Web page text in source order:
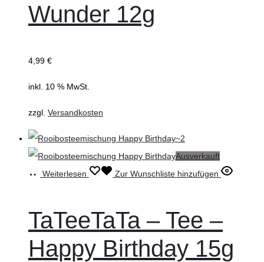
Wunder 12g
4,99 €
inkl. 10 % MwSt.
zzgl. Versandkosten
Ausverkauft
Weiterlesen
Zur Wunschliste hinzufügen
TaTeeTaTa – Tee –
Happy Birthday 15g